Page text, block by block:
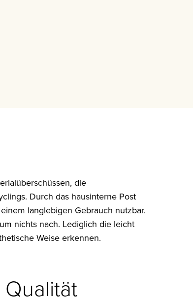
die
Durch das hausinterne Post
langlebigen Gebrauch nutzbar.
nichts nach. Lediglich die leicht
Weise erkennen.